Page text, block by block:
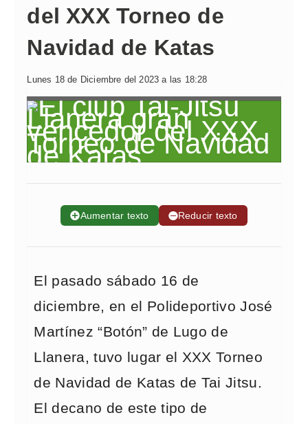
del XXX Torneo de
Navidad de Katas
Lunes 18 de Diciembre del 2023 a las 18:28
➕Aumentar texto ➖Reducir texto
El pasado sábado 16 de
diciembre, en el Polideportivo José
Martínez “Botón” de Lugo de
Llanera, tuvo lugar el XXX Torneo
de Navidad de Katas de Tai Jitsu.
El decano de este tipo de